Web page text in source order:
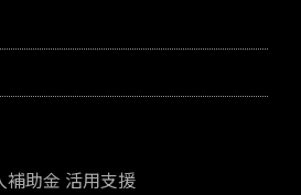
補助金 活用支援